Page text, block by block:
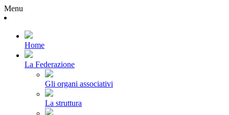
Menu
Home
La Federazione
Gli organi associativi
La struttura